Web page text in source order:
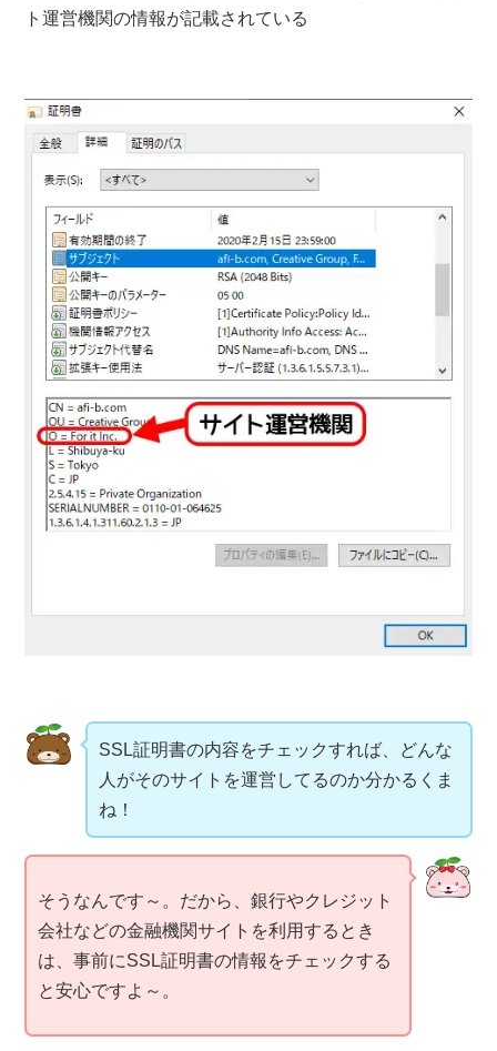
ト運営機関の情報が記載されている
SSL証明書の内容をチェックすれば、どんな
人がそのサイトを運営してるのか分かるくま
ね！
そうなんです～。だから、銀行やクレジット
会社などの金融機関サイトを利用するとき
は、事前にSSL証明書の情報をチェックする
と安心ですよ～。